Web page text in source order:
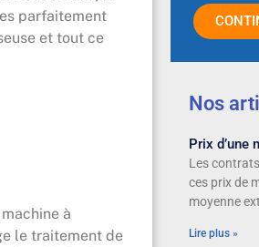
parfaitement
et tout ce
à
le traitement de
Nos
Prix d’une
Les
ces prix de
moyenne
Lire plus »